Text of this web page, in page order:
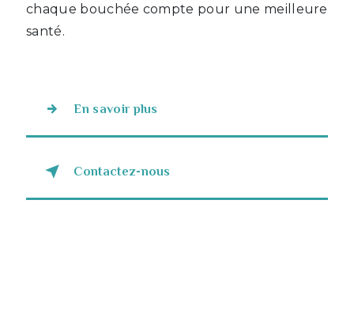
chaque bouchée compte pour une meilleure
santé.
En savoir plus
Contactez-nous